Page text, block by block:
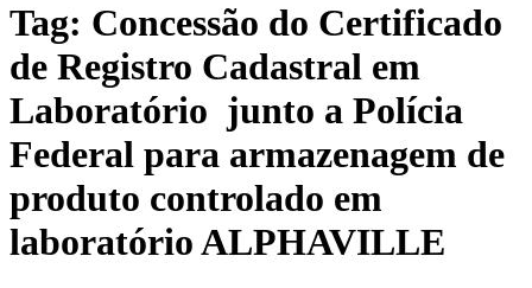
Tag: Concessão do Certificado
de Registro Cadastral em
Laboratório junto a Polícia
Federal para armazenagem de
produto controlado em
laboratório ALPHAVILLE